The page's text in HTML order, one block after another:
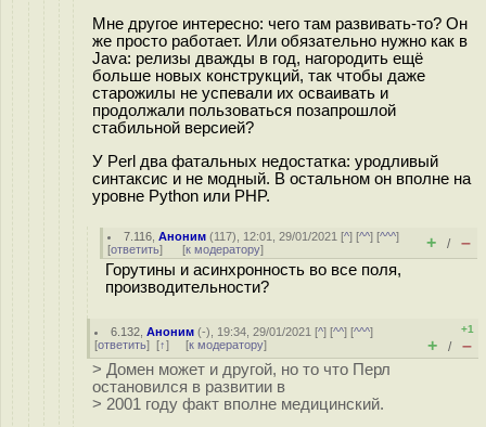
Мне другое интересно: чего там развивать-то? Он
же просто работает. Или обязательно нужно как в
Java: релизы дважды в год, нагородить ещё
больше новых конструкций, так чтобы даже
старожилы не успевали их осваивать и
продолжали пользоваться позапрошлой
стабильной версией?
У Perl два фатальных недостатка: уродливый
синтаксис и не модный. В остальном он вполне на
уровне Python или PHP.
7.116 ,Аноним (117), 12:01, 29/01/2021 [^] [^^] [^^^]
[ответить] [к модератору] + / –
Горутины и асинхронность во все поля,
производительности?
6.132 ,Аноним (-), 19:34, 29/01/2021 [^] [^^] [^^^]
[ответить] [↑] [к модератору]
+1
+ / –
> Домен может и другой, но то что Перл
остановился в развитии в
> 2001 году факт вполне медицинский.